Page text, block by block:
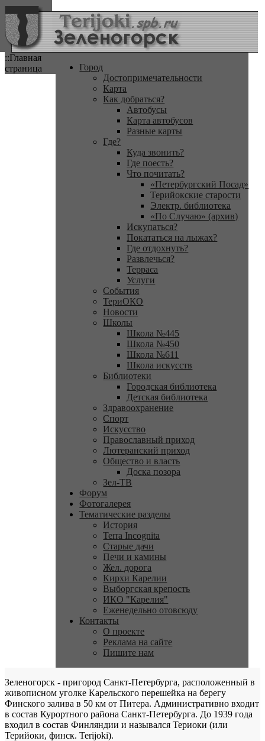
::Главная
страница
Город
Достопримечательности
Карта
Как добраться?
Автобусы
Карта автобусов
Разные карты
Где?
Куда звонить?
Где поесть?
Что почитать?
«Петербургский Посад»
Терийокские старости
Электр. библиотека
«По Случаю» (архив)
Искупаться?
Покататься на лыжах?
Где отдохнуть?
Развлечься?
Терраса
Услуги
События
ТериОКО
Новости
Школы
Школа №445
Школа №450
Школа №611
Школа искусств
Библиотеки
Городская библиотека
Детская библиотека
Здравоохранение
Спорт
Искусство
Православный приход
Лютеранский приход
Общество и власть
Доска позора
Зел-ТВ
Форум
Фотогалерея
Тематические разделы
История
Terra Incognita
Старые дачи
Печи и камины
Жел. дорога
Кирхи Карелии
Выборгская крепость
ИКО "Карелия"
Еженедельно отовсюду
Контакты
О проекте
Реклама на сайте
Пишите нам
Зеленогорск - пригород Санкт-Петербурга, расположенный в
живописном уголке Карельского перешейка на берегу
Финского залива в 50 км от Питера. Административно входит
в состав Курортного района Санкт-Петербурга. До 1939 года
входил в состав Финляндии и назывался Териоки (или
Терийоки, финск. Terijoki).